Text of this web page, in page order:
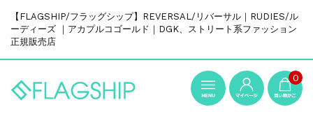
【FLAGSHIP/フラッグシップ】REVERSAL/リバーサル｜RUDIES/ル
ーディーズ ｜アカプルコゴールド｜DGK、ストリート系ファッション
正規販売店
0